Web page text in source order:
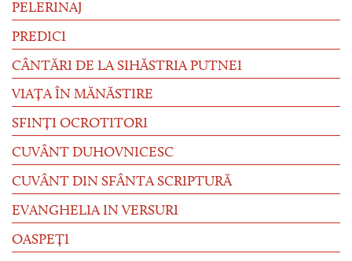
PELERINAJ
PREDICI
CÂNTĂRI DE LA SIHĂSTRIA PUTNEI
VIAȚA ÎN MĂNĂSTIRE
SFINȚI OCROTITORI
CUVÂNT DUHOVNICESC
CUVÂNT DIN SFÂNTA SCRIPTURĂ
EVANGHELIA IN VERSURI
OASPEȚI